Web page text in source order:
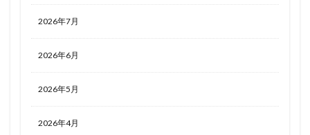
2026年7月
2026年6月
2026年5月
2026年4月